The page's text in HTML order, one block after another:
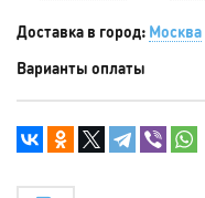
Доставка в город: Москва
Варианты оплаты